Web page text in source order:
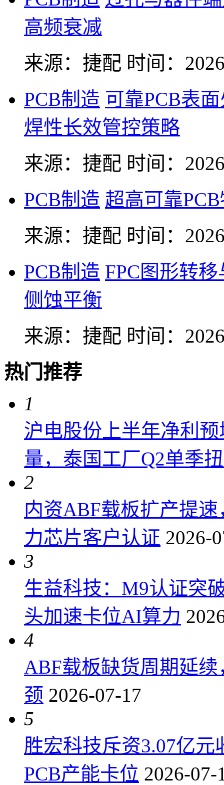
高频衰减
来源：捷配 时间：
PCB制造 可靠PCB表
焊性长效管控策略
来源：捷配 时间：
PCB制造 超高可靠
来源：捷配 时间：
PCB制造 FPC图形转
侧蚀平衡
来源：捷配 时间：
热门推荐
1
沪电股份上半年净利
量，泰国工厂Q2单季
2
内资ABF载板扩产提
力芯片客户认证 2026-
3
生益科技：M9认证突
头加速卡位AI算力
4
ABF载板缺货周期延
颈 2026-07-17
5
胜宏科技斥资3.07亿
PCB产能卡位 2026-07-